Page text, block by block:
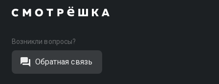
Возникли вопросы?
Обратная связь